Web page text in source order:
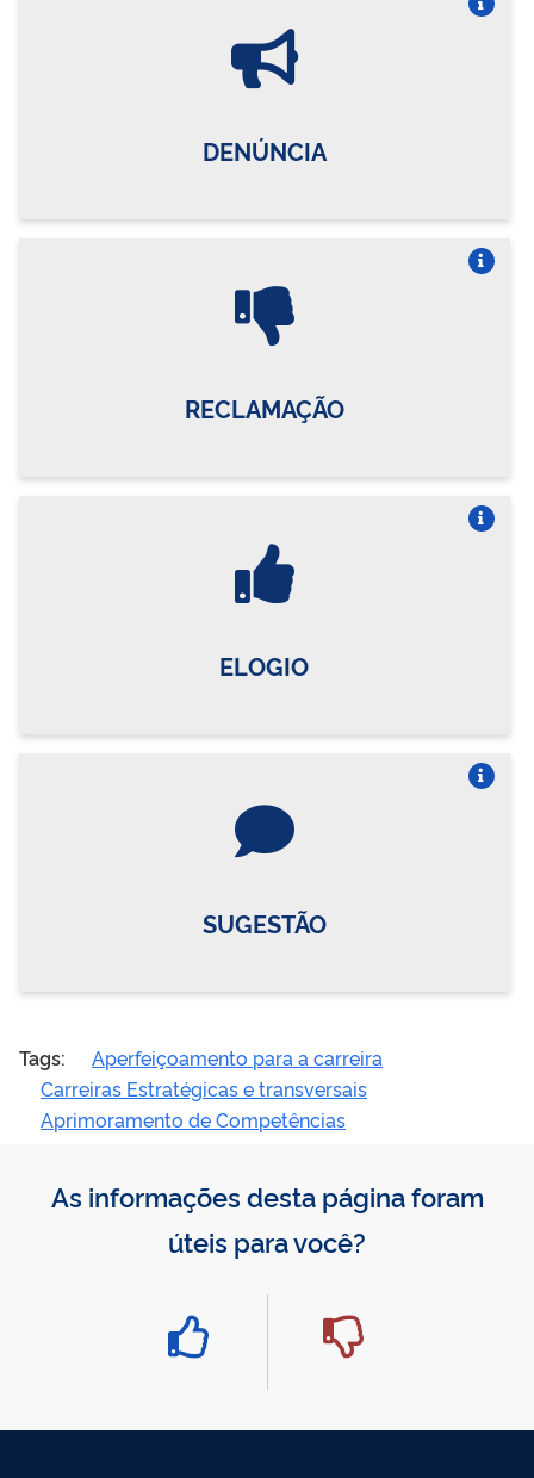
DENÚNCIA
RECLAMAÇÃO
ELOGIO
SUGESTÃO
Tags:
Aperfeiçoamento para a carreira
Carreiras Estratégicas e transversais
Aprimoramento de Competências
As informações desta página foram
úteis para você?